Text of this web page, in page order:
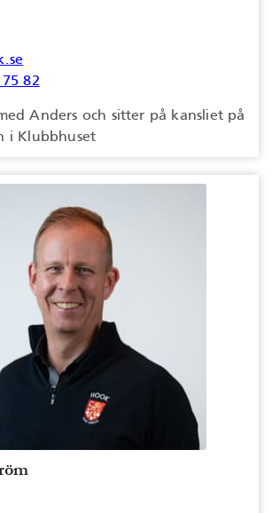
75 82
Anders och sitter på kansliet på
i Klubbhuset